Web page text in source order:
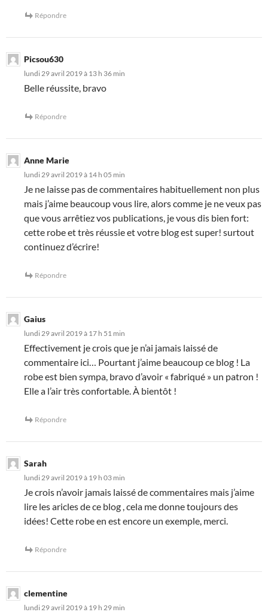
Répondre
Picsou630
lundi 29 avril 2019 à 13 h 36 min
Belle réussite, bravo
Répondre
Anne Marie
lundi 29 avril 2019 à 14 h 05 min
Je ne laisse pas de commentaires habituellement non plus
mais j’aime beaucoup vous lire, alors comme je ne veux pas
que vous arrêtiez vos publications, je vous dis bien fort:
cette robe et très réussie et votre blog est super! surtout
continuez d’écrire!
Répondre
Gaius
lundi 29 avril 2019 à 17 h 51 min
Effectivement je crois que je n’ai jamais laissé de
commentaire ici… Pourtant j’aime beaucoup ce blog ! La
robe est bien sympa, bravo d’avoir « fabriqué » un patron !
Elle a l’air très confortable. À bientôt !
Répondre
Sarah
lundi 29 avril 2019 à 19 h 03 min
Je crois n’avoir jamais laissé de commentaires mais j’aime
lire les aricles de ce blog , cela me donne toujours des
idées! Cette robe en est encore un exemple, merci.
Répondre
clementine
lundi 29 avril 2019 à 19 h 29 min